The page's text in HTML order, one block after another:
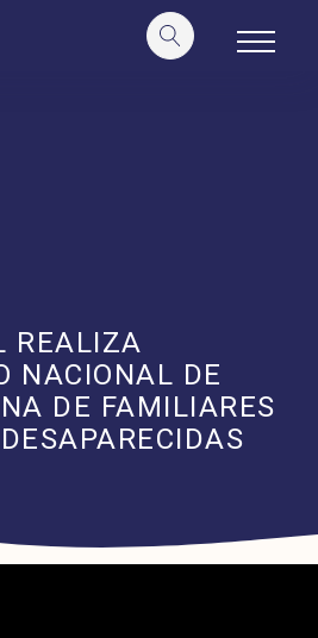
REALIZA
NACIONAL DE
DE FAMILIARES